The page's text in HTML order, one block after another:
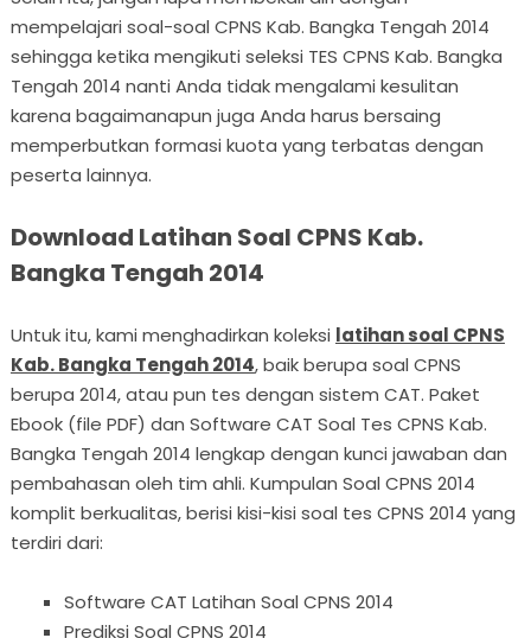
mempelajari soal-soal CPNS Kab. Bangka Tengah 2014
sehingga ketika mengikuti seleksi TES CPNS Kab. Bangka
Tengah 2014 nanti Anda tidak mengalami kesulitan
karena bagaimanapun juga Anda harus bersaing
memperbutkan formasi kuota yang terbatas dengan
peserta lainnya.
Download Latihan Soal CPNS Kab.
Bangka Tengah 2014
Untuk itu, kami menghadirkan koleksi latihan soal CPNS
Kab. Bangka Tengah 2014, baik berupa soal CPNS
berupa 2014, atau pun tes dengan sistem CAT. Paket
Ebook (file PDF) dan Software CAT Soal Tes CPNS Kab.
Bangka Tengah 2014 lengkap dengan kunci jawaban dan
pembahasan oleh tim ahli. Kumpulan Soal CPNS 2014
komplit berkualitas, berisi kisi-kisi soal tes CPNS 2014 yang
terdiri dari:
Software CAT Latihan Soal CPNS 2014
Prediksi Soal CPNS 2014